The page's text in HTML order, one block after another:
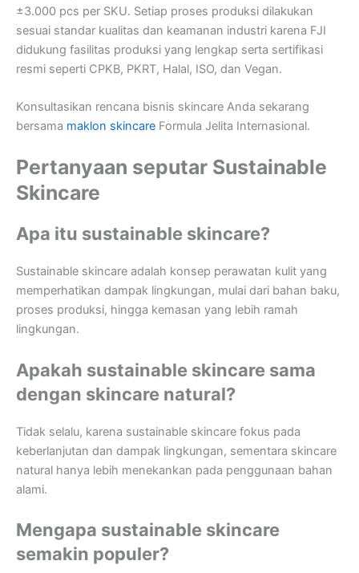
±3.000 pcs per SKU. Setiap proses produksi dilakukan
sesuai standar kualitas dan keamanan industri karena FJI
didukung fasilitas produksi yang lengkap serta sertifikasi
resmi seperti CPKB, PKRT, Halal, ISO, dan Vegan.
Konsultasikan rencana bisnis skincare Anda sekarang
bersama maklon skincare Formula Jelita Internasional.
Pertanyaan seputar Sustainable
Skincare
Apa itu sustainable skincare?
Sustainable skincare adalah konsep perawatan kulit yang
memperhatikan dampak lingkungan, mulai dari bahan baku,
proses produksi, hingga kemasan yang lebih ramah
lingkungan.
Apakah sustainable skincare sama
dengan skincare natural?
Tidak selalu, karena sustainable skincare fokus pada
keberlanjutan dan dampak lingkungan, sementara skincare
natural hanya lebih menekankan pada penggunaan bahan
alami.
Mengapa sustainable skincare
semakin populer?